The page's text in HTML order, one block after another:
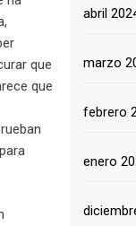
que
que
abril
marzo
febrero
enero